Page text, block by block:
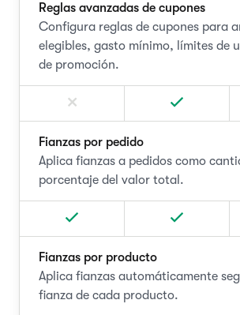
Reglas avanzadas de cupones
Configura reglas de cupones para
elegibles, gasto mínimo, límites de
de promoción.
Fianzas por pedido
Aplica fianzas a pedidos como
porcentaje del valor total.
Fianzas por producto
Aplica fianzas automáticamente
fianza de cada producto.